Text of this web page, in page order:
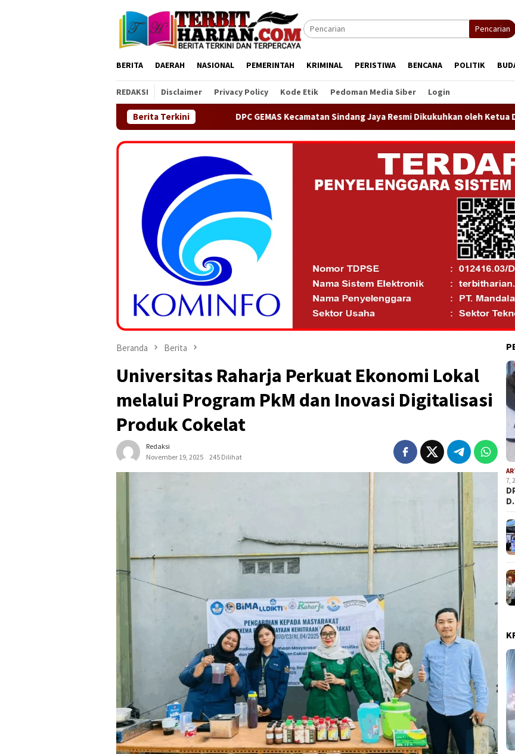
Pencarian
BERITA DAERAH NASIONAL PEMERINTAH KRIMINAL PERISTIWA BENCANA POLITIK
REDAKSI Disclaimer Privacy Policy Kode Etik Pedoman Media Siber Login
Berita Terkini
DPC GEMAS Kecamatan Sindang Jaya Resmi Dikukuhkan oleh Ketua DPP GEMAS Jaenudin
Beranda Berita
Universitas Raharja Perkuat Ekonomi Lokal
melalui Program PkM dan Inovasi Digitalisasi
Produk Cokelat
Redaksi
November 19, 2025
245 Dilihat
7,